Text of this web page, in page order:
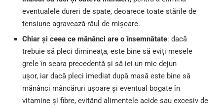
eventualele dureri de spate, deoarece toate stările de
tensiune agravează răul de mișcare.
Chiar și ceea ce mănânci are o însemnătate: dacă
trebuie să pleci dimineața, este bine să eviți mesele
grele în seara precedentă și să iei un mic dejun
ușor, iar dacă pleci imediat după masă este bine să
mănânci mâncăruri ușoare și eventual bogate în
vitamine și fibre, evitând alimentele acide sau excesiv de